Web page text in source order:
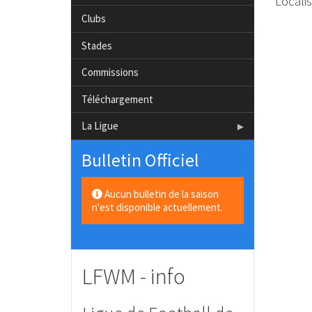
Clubs
Stades
Commissions
Téléchargement
La Ligue
Bulletin Officiel
Aucun bulletin de la saison
n'est disponible actuellement.
LFWM - info